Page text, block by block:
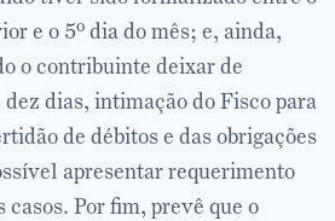
e o 5º dia do mês; e, ainda,
o contribuinte deixar de
dias, intimação do Fisco para
de débitos e das obrigações
apresentar requerimento
casos. Por fim, prevê que o